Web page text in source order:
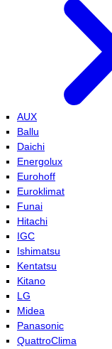
AUX
Ballu
Daichi
Energolux
Eurohoff
Euroklimat
Funai
Hitachi
IGC
Ishimatsu
Kentatsu
Kitano
LG
Midea
Panasonic
QuattroClima